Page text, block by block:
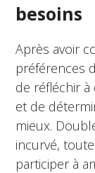
besoins
Après avoir
préférences
de réfléchir
et de
mieux.
incurvé,
participer à